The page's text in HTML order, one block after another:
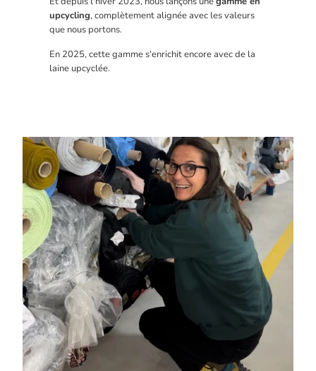
upcycling, complètement alignée avec les valeurs
que nous portons.
En 2025, cette gamme s'enrichit encore avec de la
laine upcyclée.